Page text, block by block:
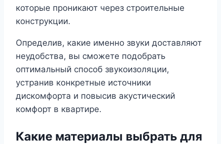
которые проникают через строительные
конструкции.
Определив, какие именно звуки доставляют
неудобства, вы сможете подобрать
оптимальный способ звукоизоляции,
устранив конкретные источники
дискомфорта и повысив акустический
комфорт в квартире.
Какие материалы выбрать для